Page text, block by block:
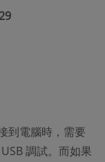
到電腦時，需要
調試。而如果